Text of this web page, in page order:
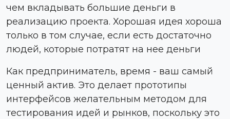
чем вкладывать большие деньги в
реализацию проекта. Хорошая идея хороша
только в том случае, если есть достаточно
людей, которые потратят на нее деньги
Как предприниматель, время - ваш самый
ценный актив. Это делает прототипы
интерфейсов желательным методом для
тестирования идей и рынков, поскольку это